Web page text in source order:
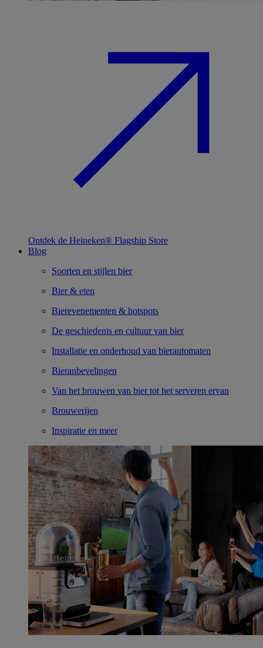
Ontdek de Heineken® Flagship Store
Blog
Soorten en stijlen bier
Bier & eten
Bierevenementen & hotspots
De geschiedenis en cultuur van bier
Installatie en onderhoud van bierautomaten
Bieranbevelingen
Van het brouwen van bier tot het serveren ervan
Brouwerijen
Inspiratie en meer